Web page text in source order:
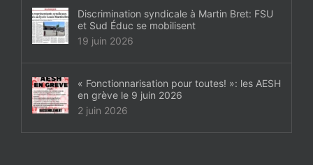
Discrimination syndicale à Martin Bret: FSU
et Sud Éduc se mobilisent
19 juin 2026
« Fonctionnarisation pour toutes! »: les AESH
en grève le 9 juin 2026
2 juin 2026